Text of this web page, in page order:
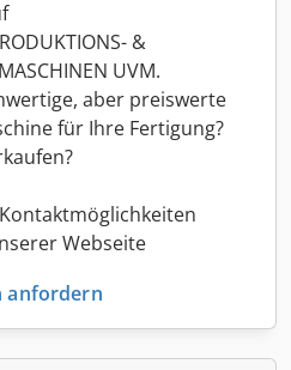
&
UVM.
aber preiswerte
für Ihre Fertigung?
Webseite
anfordern